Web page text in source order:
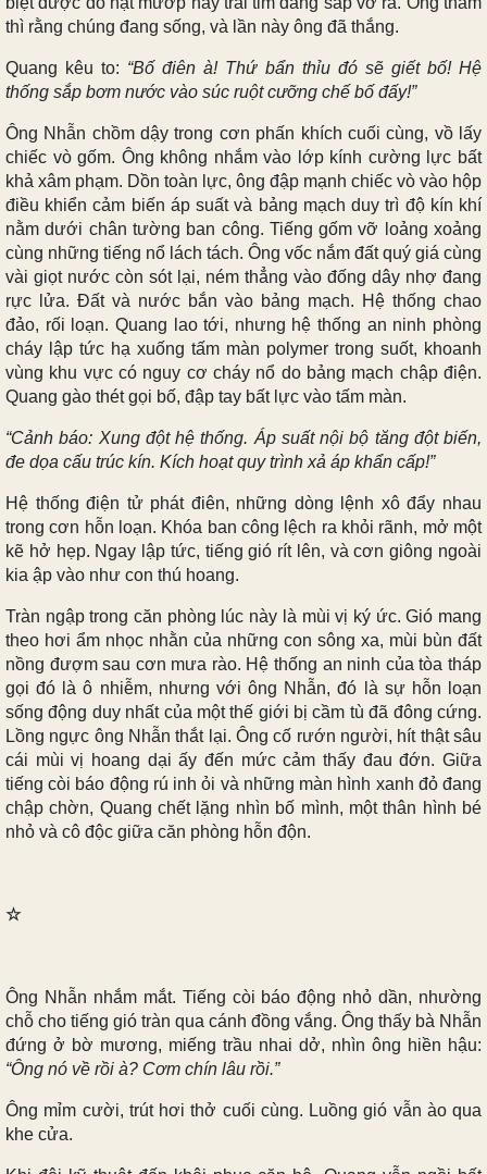
thì rằng chúng đang sống, và lần này ông đã thắng.
Quang kêu to: “Bố điên à! Thứ bẩn thỉu đó sẽ giết bố! Hệ
thống sắp bơm nước vào súc ruột cưỡng chế bố đấy!”
Ông Nhẫn chồm dậy trong cơn phấn khích cuối cùng, vồ lấy
chiếc vò gốm. Ông không nhắm vào lớp kính cường lực bất
khả xâm phạm. Dồn toàn lực, ông đập mạnh chiếc vò vào hộp
điều khiển cảm biến áp suất và bảng mạch duy trì độ kín khí
nằm dưới chân tường ban công. Tiếng gốm vỡ loảng xoảng
cùng những tiếng nổ lách tách. Ông vốc nắm đất quý giá cùng
vài giọt nước còn sót lại, ném thẳng vào đống dây nhợ đang
rực lửa. Đất và nước bắn vào bảng mạch. Hệ thống chao
đảo, rối loạn. Quang lao tới, nhưng hệ thống an ninh phòng
cháy lập tức hạ xuống tấm màn polymer trong suốt, khoanh
vùng khu vực có nguy cơ cháy nổ do bảng mạch chập điện.
Quang gào thét gọi bố, đập tay bất lực vào tấm màn.
“Cảnh báo: Xung đột hệ thống. Áp suất nội bộ tăng đột biến,
đe dọa cấu trúc kín. Kích hoạt quy trình xả áp khẩn cấp!”
Hệ thống điện tử phát điên, những dòng lệnh xô đẩy nhau
trong cơn hỗn loạn. Khóa ban công lệch ra khỏi rãnh, mở một
kẽ hở hẹp. Ngay lập tức, tiếng gió rít lên, và cơn giông ngoài
kia ập vào như con thú hoang.
Tràn ngập trong căn phòng lúc này là mùi vị ký ức. Gió mang
theo hơi ẩm nhọc nhằn của những con sông xa, mùi bùn đất
nồng đượm sau cơn mưa rào. Hệ thống an ninh của tòa tháp
gọi đó là ô nhiễm, nhưng với ông Nhẫn, đó là sự hỗn loạn
sống động duy nhất của một thế giới bị cầm tù đã đông cứng.
Lồng ngực ông Nhẫn thắt lại. Ông cố rướn người, hít thật sâu
cái mùi vị hoang dại ấy đến mức cảm thấy đau đớn. Giữa
tiếng còi báo động rú inh ỏi và những màn hình xanh đỏ đang
chập chờn, Quang chết lặng nhìn bố mình, một thân hình bé
nhỏ và cô độc giữa căn phòng hỗn độn.
☆
Ông Nhẫn nhắm mắt. Tiếng còi báo động nhỏ dần, nhường
chỗ cho tiếng gió tràn qua cánh đồng vắng. Ông thấy bà Nhẫn
đứng ở bờ mương, miếng trầu nhai dở, nhìn ông hiền hậu:
“Ông nó về rồi à? Cơm chín lâu rồi.”
Ông mỉm cười, trút hơi thở cuối cùng. Luồng gió vẫn ào qua
khe cửa.